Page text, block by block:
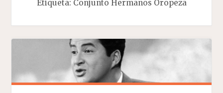
Etiqueta: Conjunto Hermanos Oropeza